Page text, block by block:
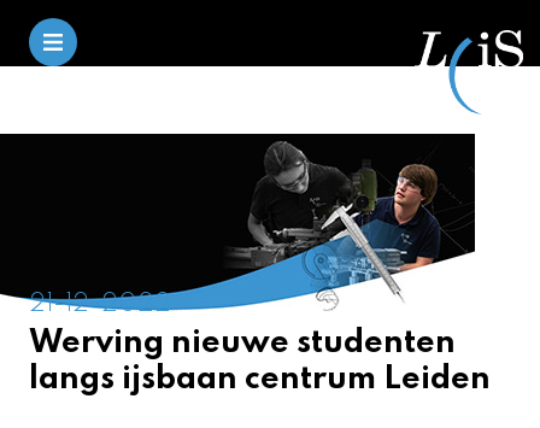
21-12-2022
Werving nieuwe studenten
langs ijsbaan centrum Leiden